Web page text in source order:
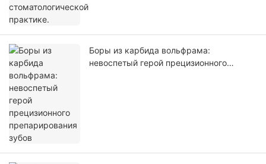
Боры из карбида вольфрама:
невоспетый герой прецизионного